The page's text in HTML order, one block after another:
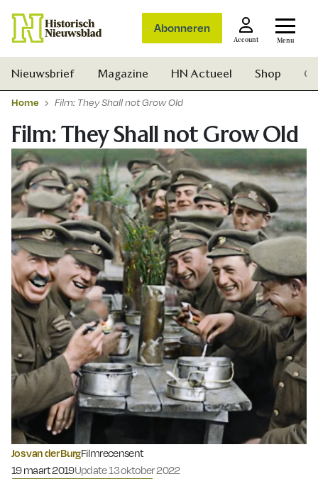
Abonneren
Account Menu
Zoek
Nieuwsbrief Magazine HN Actueel Shop
Home Film: They Shall not Grow Old
Film: They Shall not Grow Old
Jos van der BurgFilmrecensent
Gepubliceerd op:
19 maart 2019Update 13 oktober 2022